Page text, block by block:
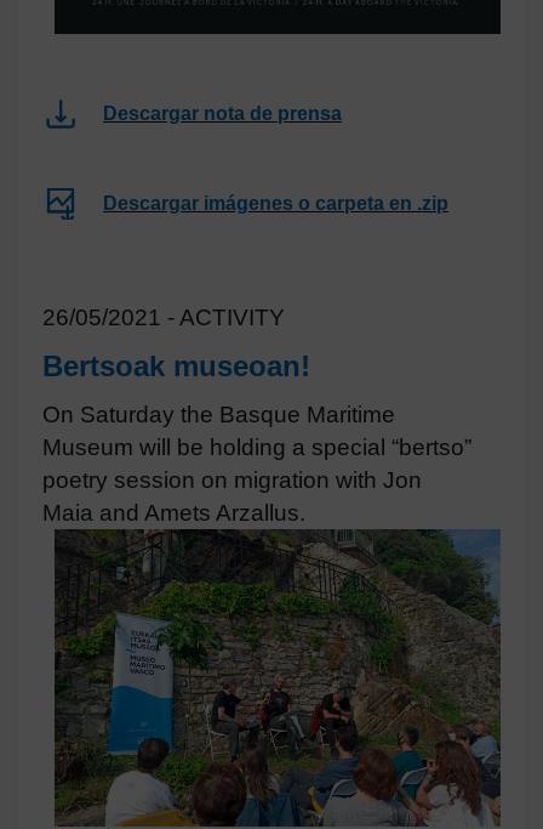
Descargar nota de prensa
Descargar imágenes o carpeta en .zip
26/05/2021 - ACTIVITY
Bertsoak museoan!
On Saturday the Basque Maritime
Museum will be holding a special “bertso”
poetry session on migration with Jon
Maia and Amets Arzallus.